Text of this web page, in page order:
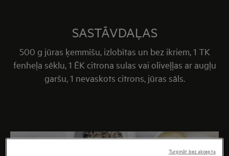
SASTĀVDAĻAS
500 g jūras ķemmīšu, izlobītas un bez ikriem, 1 TK
fenheļa sēklu, 1 ĒK citrona sulas vai olīveļļas ar augļu
garšu, 1 nevaskots citrons, jūras sāls.
Turpināt bez akcepta